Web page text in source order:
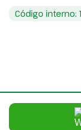
Código interno: